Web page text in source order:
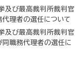
及び最高裁判所裁判官
理者の選任について
及び最高裁判所裁判官
職務代理者の選任に